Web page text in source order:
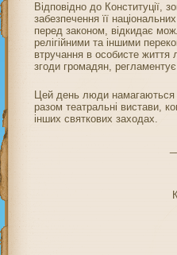
Відповідно до Конституції,
забезпечення її
перед законом, відкидає
релігійними та іншими
втручання в особисте життя
згоди громадян, регламентує
Цей день люди намагаються
разом театральні вистави,
інших святкових заходах.